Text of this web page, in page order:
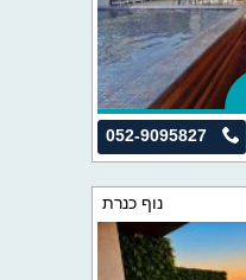
052-9095827
נוף כנרת